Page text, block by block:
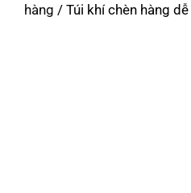
hàng / Túi khí chèn hàng